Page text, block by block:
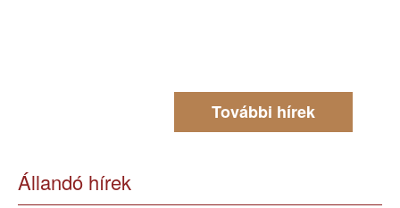
További hírek
Állandó hírek